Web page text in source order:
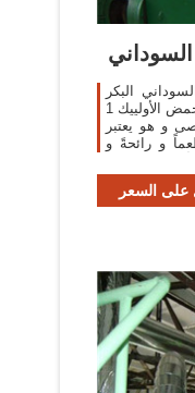
البكر
الذي تبلغ حموضته الحرة المعبر عنها بحمض الأولييك 1
أقصى و هو يعتبر
و رائحةً و
السعر